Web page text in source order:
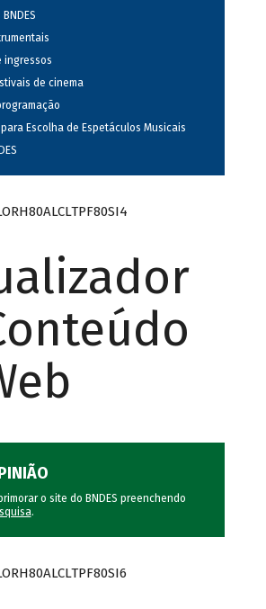
ingressos
de cinema
Escolha de Espetáculos Musicais
o site do BNDES preenchendo
.